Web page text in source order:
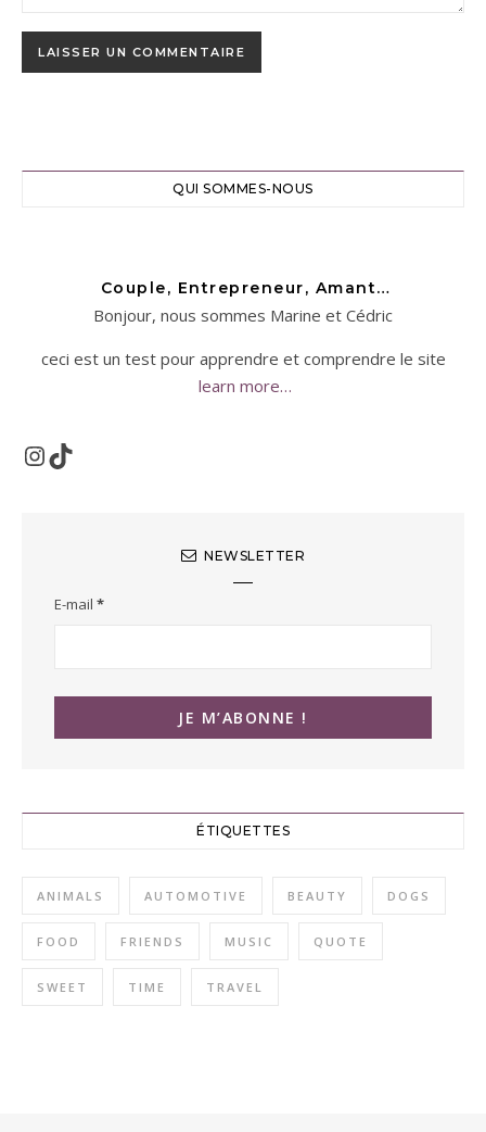
QUI SOMMES-NOUS
Couple, Entrepreneur, Amant…
Bonjour, nous sommes Marine et Cédric
ceci est un test pour apprendre et comprendre le site
learn more…
Instagram
TikTok
NEWSLETTER
E-mail *
ÉTIQUETTES
ANIMALS AUTOMOTIVE BEAUTY DOGS
FOOD FRIENDS MUSIC QUOTE
SWEET TIME TRAVEL